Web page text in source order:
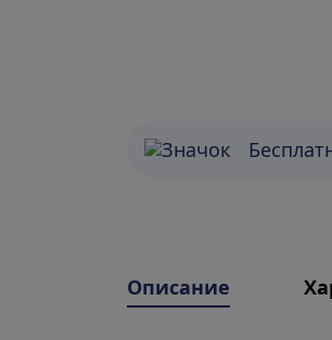
Описание